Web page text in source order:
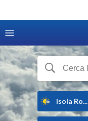
Isola Ro...